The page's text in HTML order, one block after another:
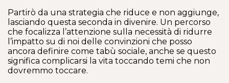
Partirò da una strategia che riduce e non aggiunge,
lasciando questa seconda in divenire. Un percorso
che focalizza l’attenzione sulla necessità di ridurre
l’impatto su di noi delle convinzioni che posso
ancora definire come tabù sociale, anche se questo
significa complicarsi la vita toccando temi che non
dovremmo toccare.